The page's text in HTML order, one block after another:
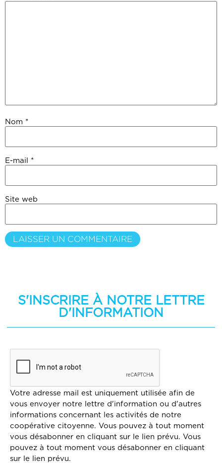
Nom *
E-mail *
Site web
S'INSCRIRE À NOTRE LETTRE
D'INFORMATION
Votre adresse mail est uniquement utilisée afin de
vous envoyer notre lettre d'information ou d'autres
informations concernant les activités de notre
coopérative citoyenne. Vous pouvez à tout moment
vous désabonner en cliquant sur le lien prévu. Vous
pouvez à tout moment vous désabonner en cliquant
sur le lien prévu.